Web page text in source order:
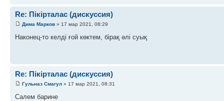
Re: Пікірталас (дискуссия)
Дима Марков » 17 мар 2021, 08:29
Наконец-то келді ғой көктем, бірақ әлі суық
Re: Пікірталас (дискуссия)
Гульназ Смагул » 17 мар 2021, 08:31
Салем барине